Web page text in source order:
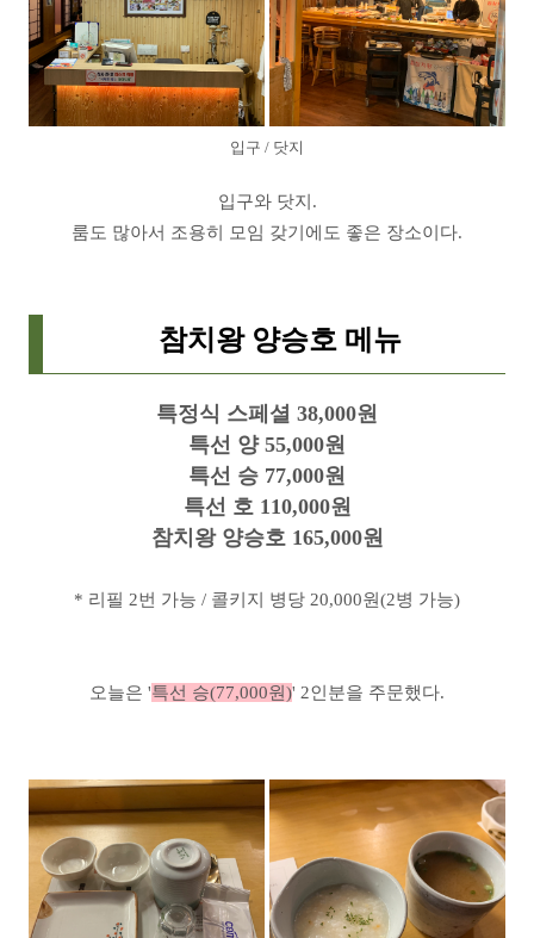
입구 / 닷지
입구와 닷지.
룸도 많아서 조용히 모임 갖기에도 좋은 장소이다.
참치왕 양승호 메뉴
특정식 스페셜 38,000원
특선 양 55,000원
특선 승 77,000원
특선 호 110,000원
참치왕 양승호 165,000원
* 리필 2번 가능 / 콜키지 병당 20,000원(2병 가능)
오늘은 '특선 승(77,000원)' 2인분을 주문했다.